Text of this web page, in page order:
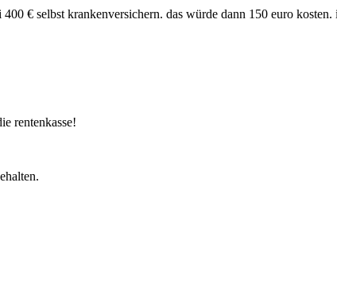
€ selbst krankenversichern. das würde dann 150 euro
rentenkasse!